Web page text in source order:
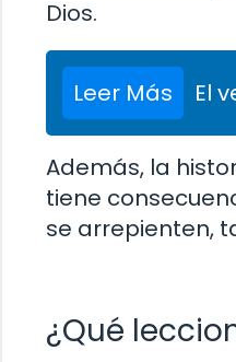
Dios.
Leer Más El
Además, la
tiene
se arrepienten,
¿Qué